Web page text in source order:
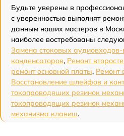
Будьте уверены в
с уверенностью выполнят
данным наших мастеров в
наиболее востребованы
Замена стоковых
конденсаторов, Ремонт
ремонт основной платы, Ремонт
Восстановление шлейфов и
токопроводящих резинок
токопроводящих резинок
механизма клавиш.